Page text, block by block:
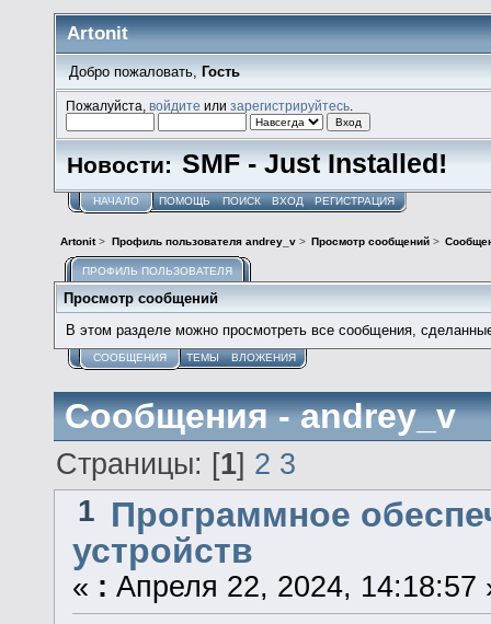
Artonit
Добро пожаловать, Гость
Пожалуйста,войдите илизарегистрируйтесь
Новости: SMF - Just Installed!
НАЧАЛО ПОМОЩЬ ПОИСК ВХОД РЕГИСТРАЦИЯ
Artonit> Профиль пользователя andrey_v> Просмотр сообщений>
ПРОФИЛЬ ПОЛЬЗОВАТЕЛЯ
Просмотр сообщений
В этом разделе можно просмотреть все сообщения,
СООБЩЕНИЯ ТЕМЫ ВЛОЖЕНИЯ
Сообщения - andrey_v
Страницы: [1] 2 3
1 Программное
устройств
« : Апреля 22, 2024, 14:18:57